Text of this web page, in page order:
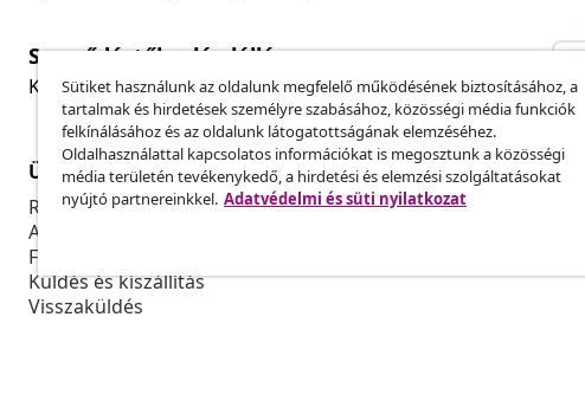
Szerződéstől való elállás
Küldj be egy rendelés lemondására vonatkozó kérelmet.
Ügyfélszolgálat
Rendelés nyomon követése
A fiókom
Fizetés
Küldés és kiszállítás
Visszaküldés
Üzlet
Partnerprogram
Sütiket használunk az oldalunk megfelelő működésének biztosításához, a
tartalmak és hirdetések személyre szabásához, közösségi média funkciók
felkínálásához és az oldalunk látogatottságának elemzéséhez.
Oldalhasználattal kapcsolatos információkat is megosztunk a közösségi
média területén tevékenykedő, a hirdetési és elemzési szolgáltatásokat
nyújtó partnereinkkel. Adatvédelmi és süti nyilatkozat